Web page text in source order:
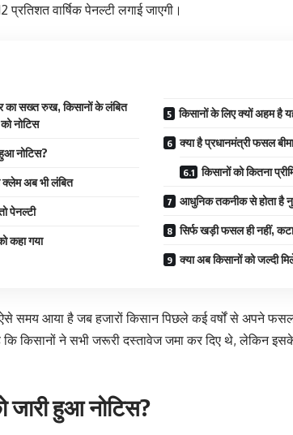
प्रतिशत वार्षिक पेनल्टी लगाई जाएगी।
का सख्त रुख, किसानों के लंबित
नोटिस
नोटिस?
अब भी लंबित
पेनल्टी
कहा गया
किसानों के लिए क्यों अहम है
क्या है प्रधानमंत्री फसल
किसानों को कितना
आधुनिक तकनीक से होता है
सिर्फ खड़ी फसल ही नहीं,
क्या अब किसानों को जल्दी
समय आया है जब हजारों किसान पिछले कई वर्षों से अपने
किसानों ने सभी जरूरी दस्तावेज जमा कर दिए थे, लेकिन
जारी हुआ नोटिस?